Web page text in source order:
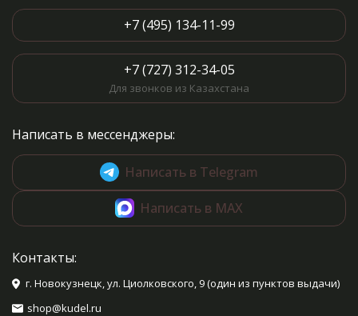
+7 (495) 134-11-99
+7 (727) 312-34-05
Для звонков из Казахстана
Написать в мессенджеры:
Написать в Telegram
Написать в MAX
Контакты:
г. Новокузнецк, ул. Циолковского, 9 (один из пунктов выдачи)
shop@kudel.ru